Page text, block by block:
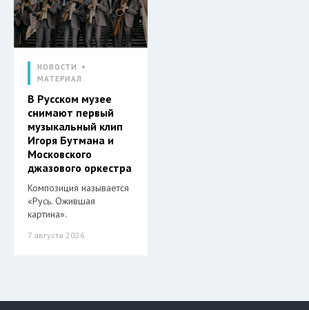
НОВОСТИ
МАТЕРИАЛ
В Русском музее
снимают первый
музыкальный клип
Игоря Бутмана и
Московского
джазового оркестра
Композиция называется
«Русь. Ожившая
картина».
7 августа 2026